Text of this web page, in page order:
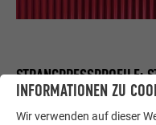
STRANGPRESSPROFILE:
GROSSFLÄCHIGEN
INFORMATIONEN ZU
Wir verwenden auf dieser